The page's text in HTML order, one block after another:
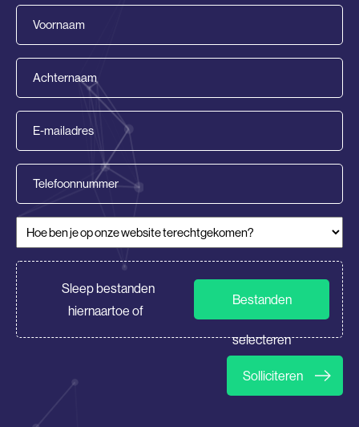
(Vereist)
Telefoonnummer
Hoe ben je op onze website terechtgekomen?
CV/Motivatie
Sleep bestanden
hiernaartoe of
Bestanden
selecteren